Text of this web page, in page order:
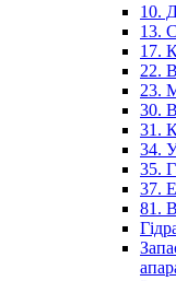
10.
13.
17.
22.
23.
30.
31.
34.
35.
37.
81.